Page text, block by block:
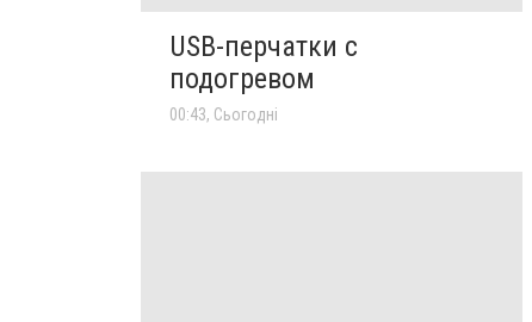
USB-перчатки с
подогревом
00:43, Сьогодні